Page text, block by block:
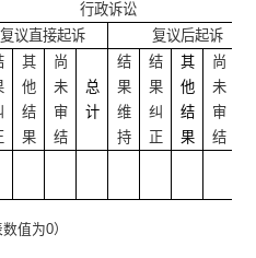
行政诉讼
议直接起诉
复议后起诉
其
他
结
果
尚
未
审
结
总
计
结
果
维
持
结
果
纠
正
其
他
结
果
尚
未
审
结
值为0）